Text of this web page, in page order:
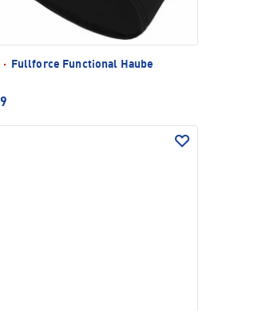
·
Fullforce Functional Haube